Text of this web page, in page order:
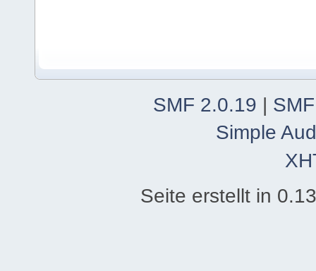
SMF 2.0.19 |
Simple
Seite erstellt in